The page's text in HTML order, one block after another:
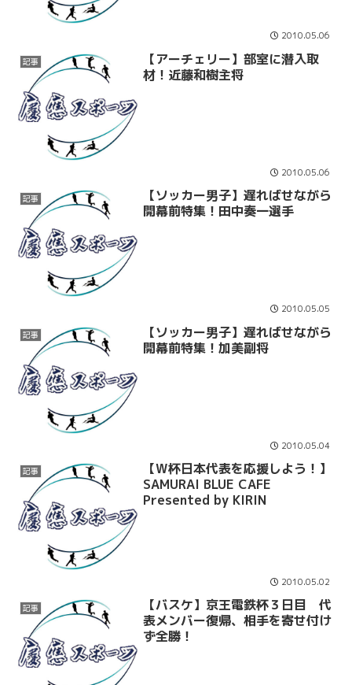
2010.05.06
記事
【アーチェリー】部室に潜入取
材！近藤和樹主将
2010.05.06
記事
【ソッカー男子】遅ればせながら
開幕前特集！田中奏一選手
2010.05.05
記事
【ソッカー男子】遅ればせながら
開幕前特集！加美副将
2010.05.04
記事
【W杯日本代表を応援しよう！】
SAMURAI BLUE CAFE
Presented by KIRIN
2010.05.02
記事
【バスケ】京王電鉄杯３日目 代
表メンバー復帰、相手を寄せ付け
ず全勝！